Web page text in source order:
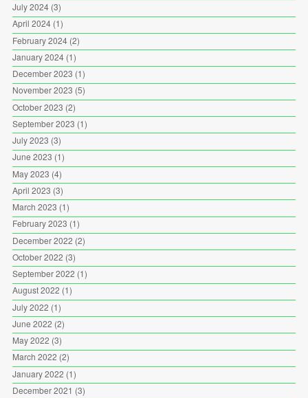
July 2024(3)
April 2024(1)
February 2024(2)
January 2024(1)
December 2023 (1)
November 2023 (5)
October 2023 (2)
September 2023 (1)
July 2023 (3)
June 2023 (1)
May 2023 (4)
April 2023 (3)
March 2023 (1)
February 2023 (1)
December 2022 (2)
October 2022 (3)
September 2022 (1)
August 2022 (1)
July 2022 (1)
June 2022 (2)
May 2022 (3)
March 2022 (2)
January 2022 (1)
December 2021 (3)